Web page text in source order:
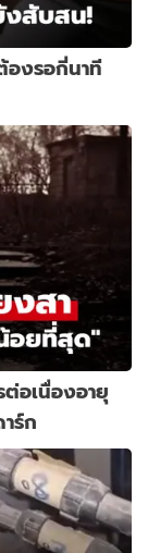
องรอกี่นาที
อเนื่องอายุ
ร์ก